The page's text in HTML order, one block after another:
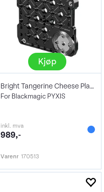
Kjøp
Bright Tangerine Cheese Plate
For Blackmagic PYXIS
inkl. mva
989,-
Varenr 170513